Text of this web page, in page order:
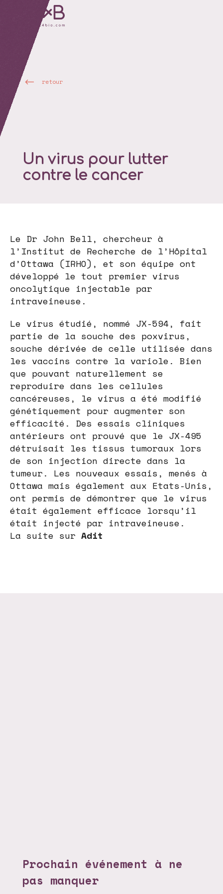
retour
Un virus pour lutter
contre le cancer
Le Dr John Bell, chercheur à
l’Institut de Recherche de l’Hôpital
d’Ottawa (IRHO), et son équipe ont
développé le tout premier virus
oncolytique injectable par
intraveineuse.
Le virus étudié, nommé JX-594, fait
partie de la souche des poxvirus,
souche dérivée de celle utilisée dans
les vaccins contre la variole. Bien
que pouvant naturellement se
reproduire dans les cellules
cancéreuses, le virus a été modifié
génétiquement pour augmenter son
efficacité. Des essais cliniques
antérieurs ont prouvé que le JX-495
détruisait les tissus tumoraux lors
de son injection directe dans la
tumeur. Les nouveaux essais, menés à
Ottawa mais également aux Etats-Unis,
ont permis de démontrer que le virus
était également efficace lorsqu’il
était injecté par intraveineuse.
La suite sur Adit
Prochain événement à ne
pas manquer